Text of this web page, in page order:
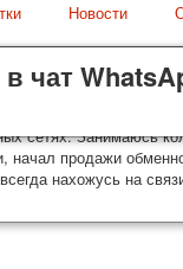
открытки тщательно
репринт под заказ,
России с треком
желанию
игральных карт,
сетях. Занимаюсь
начал продажи
нахожусь на
чат
Новости